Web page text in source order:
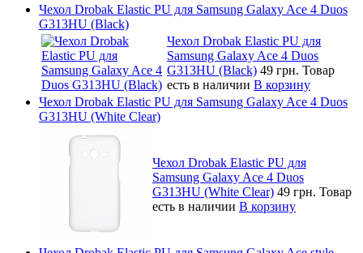
Чехол Drobak Elastic PU для Samsung Galaxy Ace 4 Duos
G313HU (Black)
Чехол Drobak Elastic PU для
Samsung Galaxy Ace 4 Duos
G313HU (Black) 49 грн. Товар
есть в наличии В корзину
Чехол Drobak Elastic PU для Samsung Galaxy Ace 4 Duos
G313HU (White Clear)
Чехол Drobak Elastic PU для
Samsung Galaxy Ace 4 Duos
G313HU (White Clear) 49 грн. Товар
есть в наличии В корзину